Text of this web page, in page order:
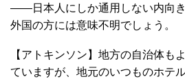
――日本人にしか通用しない内向き
外国の方には意味不明でしょう。
【アトキンソン】地方の自治体も
ていますが、地元のいつものホテ